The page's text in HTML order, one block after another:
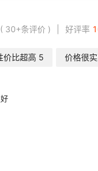
30+条评价 好评率
价比超高 5 价格很